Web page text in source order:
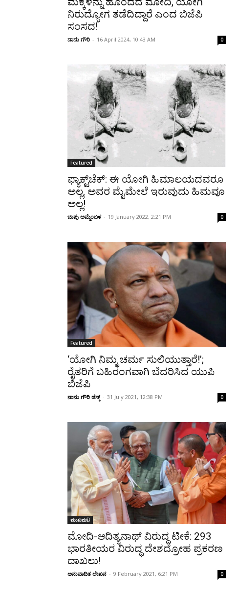
ನಿರುದ್ಯೋಗ ತಡೆದಿದ್ದಾರೆ ಎಂದ ಬಿಜೆಪಿ
ಸಂಸದ!
ನಾನು ಗೌರಿ - 16 April 2024, 10:43 AM 0
Featured
ಫ್ಯಾಕ್ಟ್‌ಚೆಕ್‌: ಈ ಯೋಗಿ ಹಿಮಾಲಯದವರೂ
ಅಲ್ಲ, ಅವರ ಮೈಮೇಲೆ ಇರುವುದು ಹಿಮವೂ
ಅಲ್ಲ!
ಬಾಪು ಅಮ್ಮೆಂಬಳ - 19 January 2022, 2:21 PM 0
Featured
‘ಯೋಗಿ ನಿಮ್ಮ ಚರ್ಮ ಸುಲಿಯುತ್ತಾರೆ!’;
ರೈತರಿಗೆ ಬಹಿರಂಗವಾಗಿ ಬೆದರಿಸಿದ ಯುಪಿ
ಬಿಜೆಪಿ
ನಾನು ಗೌರಿ ಡೆಸ್ಕ್ - 31 July 2021, 12:38 PM 0
ಮುಖಪುಟ
ಮೋದಿ-ಆದಿತ್ಯನಾಥ್ ವಿರುದ್ದ ಟೀಕೆ: 293
ಭಾರತೀಯರ ವಿರುದ್ಧ ದೇಶದ್ರೋಹ ಪ್ರಕರಣ
ದಾಖಲು!
ಅನುವಾದಿತ ಲೇಖನ - 9 February 2021, 6:21 PM 0